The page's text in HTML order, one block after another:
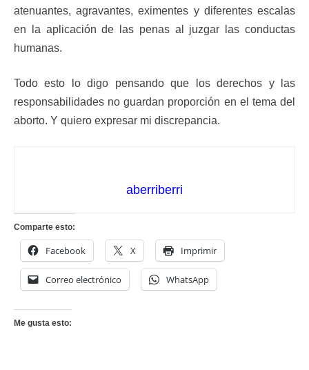
atenuantes, agravantes, eximentes y diferentes escalas
en la aplicación de las penas al juzgar las conductas
humanas.
Todo esto lo digo pensando que los derechos y las
responsabilidades no guardan proporción en el tema del
aborto. Y quiero expresar mi discrepancia.
aberriberri
Comparte esto:
Facebook X Imprimir
Correo electrónico WhatsApp
Me gusta esto: